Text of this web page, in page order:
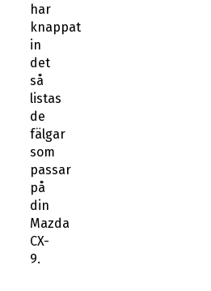
har
knappat
in
det
så
listas
de
fälgar
som
passar
på
din
Mazda
CX-
9.